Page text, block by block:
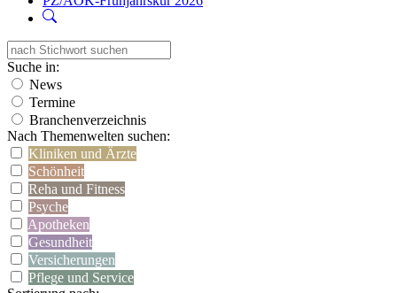
Suche in:
News
Termine
Branchenverzeichnis
Nach Themenwelten suchen:
Kliniken und Ärzte
Schönheit
Reha und Fitness
Psyche
Apotheken
Gesundheit
Versicherungen
Pflege und Service